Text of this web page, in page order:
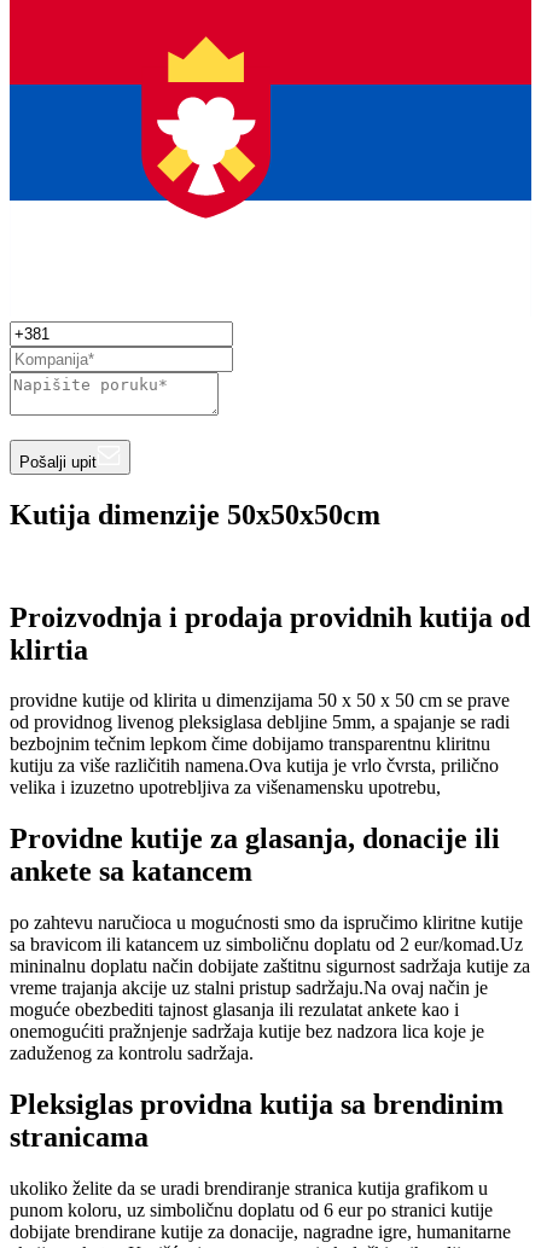
Pošalji upit
Kutija dimenzije 50x50x50cm
Proizvodnja i prodaja providnih kutija od
klirtia
providne kutije od klirita u dimenzijama 50 x 50 x 50 cm se prave
od providnog livenog pleksiglasa debljine 5mm, a spajanje se radi
bezbojnim tečnim lepkom čime dobijamo transparentnu kliritnu
kutiju za više različitih namena.Ova kutija je vrlo čvrsta, prilično
velika i izuzetno upotrebljiva za višenamensku upotrebu,
Providne kutije za glasanja, donacije ili
ankete sa katancem
po zahtevu naručioca u mogućnosti smo da ispručimo kliritne kutije
sa bravicom ili katancem uz simboličnu doplatu od 2 eur/komad.Uz
mininalnu doplatu način dobijate zaštitnu sigurnost sadržaja kutije za
vreme trajanja akcije uz stalni pristup sadržaju.Na ovaj način je
moguće obezbediti tajnost glasanja ili rezulatat ankete kao i
onemogućiti pražnjenje sadržaja kutije bez nadzora lica koje je
zaduženog za kontrolu sadržaja.
Pleksiglas providna kutija sa brendinim
stranicama
ukoliko želite da se uradi brendiranje stranica kutija grafikom u
punom koloru, uz simboličnu doplatu od 6 eur po stranici kutije
dobijate brendirane kutije za donacije, nagradne igre, humanitarne